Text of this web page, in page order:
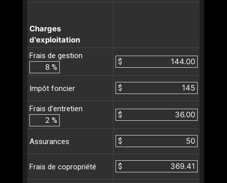
Charges
d'exploitation
Frais de gestion
%
$
Impôt foncier $
Frais d’entretien
%
$
Assurances $
Frais de copropriété $